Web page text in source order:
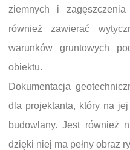
ziemnych i
również zawierać
warunków gruntowych
obiektu.
Dokumentacja
dla projektanta, który na
budowlany. Jest również
dzięki niej ma pełny obraz